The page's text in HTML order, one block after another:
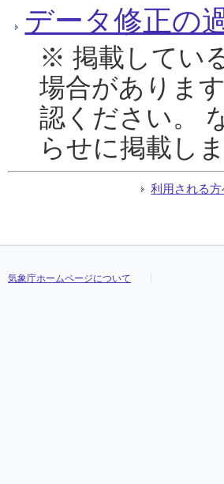
データ修正の
※ 掲載してい
場合がありま
認ください。
らせに掲載しま
利用される方
気象庁ホームページについて